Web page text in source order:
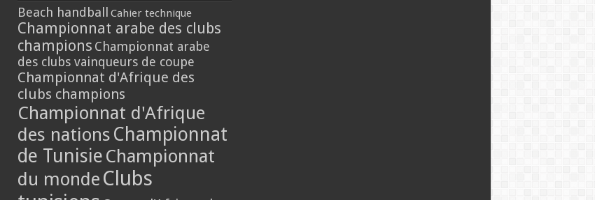
Beach handball Cahier technique
Championnat arabe des clubs
champions Championnat arabe
des clubs vainqueurs de coupe
Championnat d'Afrique des
clubs champions
Championnat d'Afrique
des nations Championnat
de Tunisie Championnat
du monde Clubs